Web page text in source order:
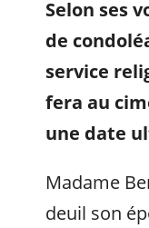
Selon ses
de
service
fera au
une date
Madame
deuil son